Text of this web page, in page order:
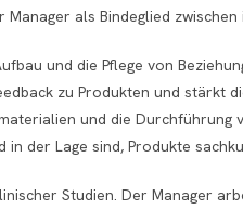
als Bindeglied
und die Pflege von
zu Produkten und
und die
der Lage sind, Produkte
Studien. Der Manager